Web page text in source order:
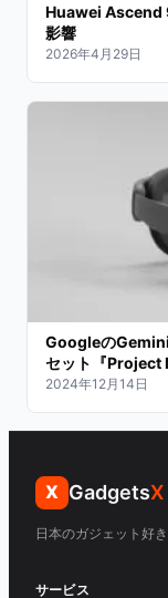
Huawei Ascend
影響
2026年4月29日
Googleの
セット『Project
2024年12月14日
X GadgetsX
日本のガジェット好
サービス